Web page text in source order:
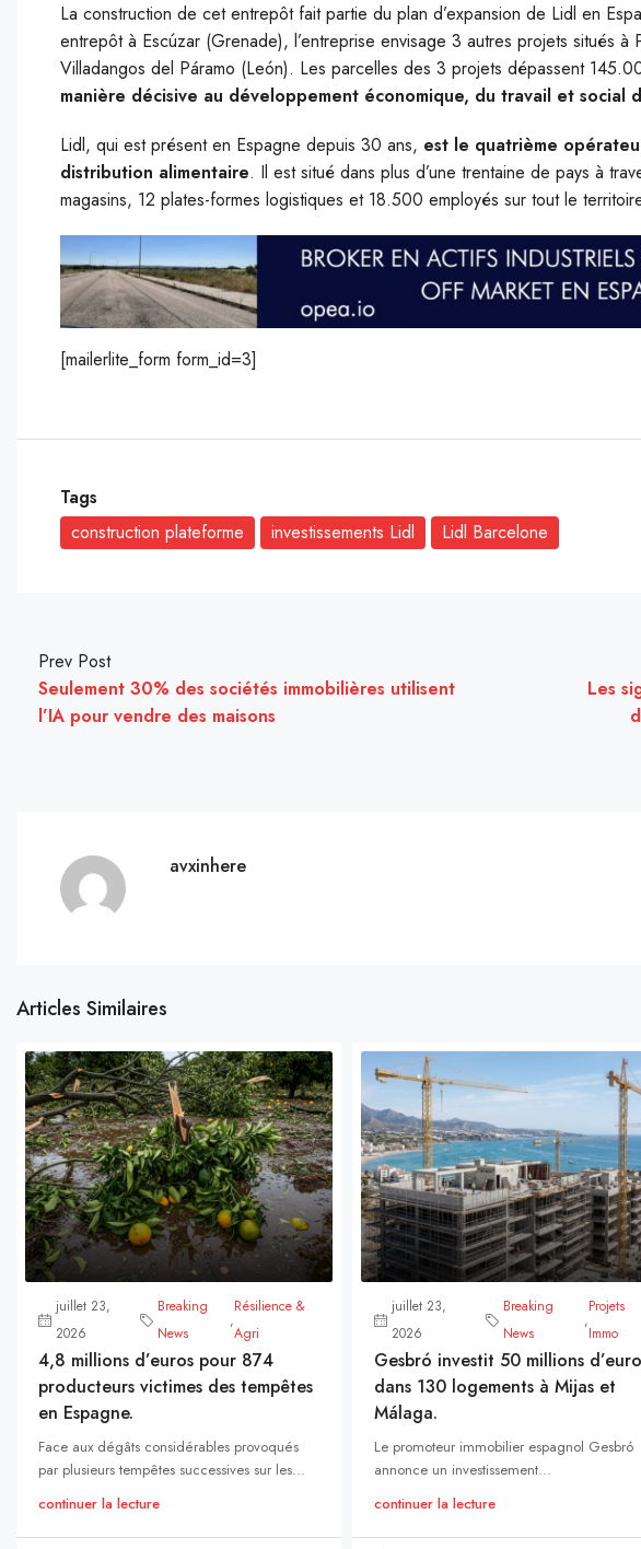
La construction de cet entrepôt fait partie du plan d’expansion de Lidl en
entrepôt à Escúzar (Grenade), l’entreprise envisage 3 autres projets situés à
Villadangos del Páramo (León). Les parcelles des 3 projets dépassent
manière décisive au développement économique, du travail et social
Lidl, qui est présent en Espagne depuis 30 ans, est le quatrième
distribution alimentaire. Il est situé dans plus d’une trentaine de pays à
magasins, 12 plates-formes logistiques et 18.500 employés sur tout le
[mailerlite_form form_id=3]
Tags
construction plateforme
investissements Lidl Lidl Barcelone
Prev Post
Seulement 30% des sociétés immobilières utilisent
l’IA pour vendre des maisons
Les
avxinhere
Articles Similaires
juillet 23,
2026
Breaking
News
,
Résilience &
Agri
4,8 millions d’euros pour 874
producteurs victimes des tempêtes
en Espagne.
Face aux dégâts considérables provoqués
par plusieurs tempêtes successives sur les...
continuer la lecture
juillet 23,
2026
Breaking
News
,
Projets
Immo
Gesbró investit 50 millions
dans 130 logements à Mijas et
Málaga.
Le promoteur immobilier espagnol Gesbró
annonce un investissement...
continuer la lecture